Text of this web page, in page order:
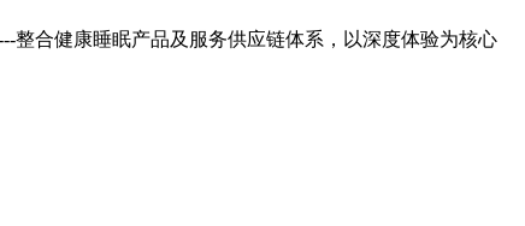
整合健康睡眠产品及服务供应链体系，以深度体验为核心